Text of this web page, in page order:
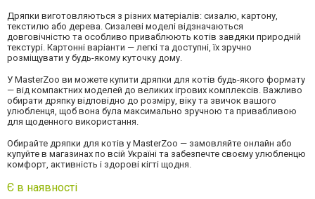
Дряпки виготовляються з різних матеріалів: сизалю, картону,
текстилю або дерева. Сизалеві моделі відзначаються
довговічністю та особливо приваблюють котів завдяки природній
текстурі. Картонні варіанти — легкі та доступні, їх зручно
розміщувати у будь-якому куточку дому.
У MasterZoo ви можете купити дряпки для котів будь-якого формату
— від компактних моделей до великих ігрових комплексів. Важливо
обирати дряпку відповідно до розміру, віку та звичок вашого
улюбленця, щоб вона була максимально зручною та привабливою
для щоденного використання.
Обирайте дряпки для котів у MasterZoo — замовляйте онлайн або
купуйте в магазинах по всій Україні та забезпечте своєму улюбленцю
комфорт, активність і здорові кігті щодня.
Є в наявності